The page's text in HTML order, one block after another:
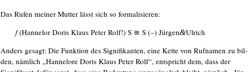
Das Rufen mei­ner Mut­ter lässt sich so formalisieren:
f(Han­ne­lor Doris Klaus Peter Rolf!) S ≅ S (–) Jürgen&Ulrich
Anders gesagt: Die Funk­ti­on des Signi­fi­kan­ten, eine Ket­te von Ruf­na­men zu bil­
den, näm­lich „Han­ne­lo­re Doris Klaus Peter Rolf“, ent­spricht dem, dass der